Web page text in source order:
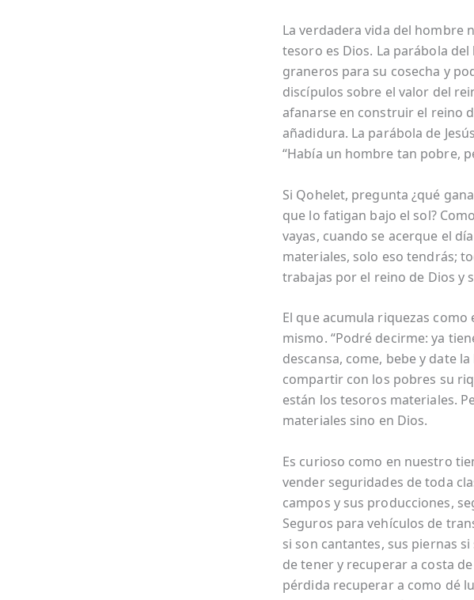
La verdadera vida del hombre
tesoro es Dios. La parábola
graneros para su cosecha y
discípulos sobre el valor del
afanarse en construir el reino
añadidura. La parábola de
“Había un hombre tan pobre,
Si Qohelet, pregunta ¿qué
que lo fatigan bajo el sol?
vayas, cuando se acerque el
materiales, solo eso tendrás;
trabajas por el reino de Dios y
El que acumula riquezas
mismo. “Podré decirme: ya
descansa, come, bebe y date
compartir con los pobres su
están los tesoros materiales.
materiales sino en Dios.
Es curioso como en nuestro
vender seguridades de toda
campos y sus producciones,
Seguros para vehículos de
si son cantantes, sus piernas
de tener y recuperar a costa
pérdida recuperar a como dé